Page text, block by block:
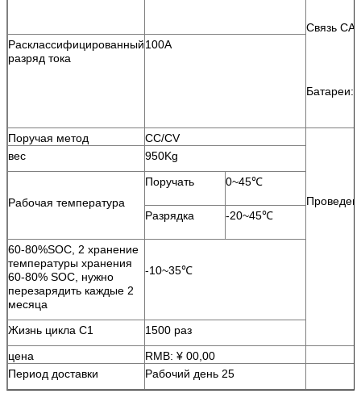
Связь
Батареи:
Расклассифицированный
разряд тока
100A
Поручая метод CC/CV
вес 950Kg
Рабочая температура
Поручать 0~45℃
Разрядка -20~45℃
60-80%SOC, 2 хранение
температуры хранения
60-80% SOC, нужно
перезарядить каждые 2
месяца
-10~35℃
Жизнь цикла C1
1500 раз
цена
RMB: ¥ 00,00
Период доставки
Рабочий день 25